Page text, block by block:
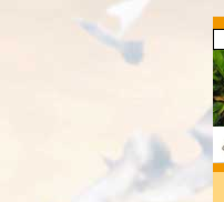
Direkt zum Seiteninhalt